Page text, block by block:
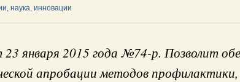
наука, инновации
января 2015 года №74-р. Позволит
апробации методов профилактики,
в